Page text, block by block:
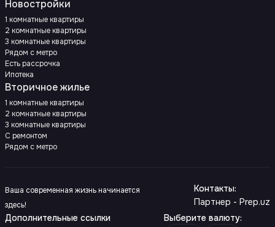
Новостройки
1 комнатные квартиры
2 комнатные квартиры
3 комнатные квартиры
Рядом с метро
Есть рассрочка
Ипотека
Вторичное жилье
1 комнатные квартиры
2 комнатные квартиры
3 комнатные квартиры
С ремонтом
Рядом с метро
Ваша современная жизнь начинается
здесь!
Контакты:
Партнер - Prep.uz
Дополнительные ссылки
Выберите валюту: